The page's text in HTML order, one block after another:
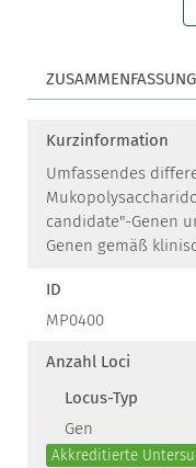
ZUSAMMENFASSUNG
Kurzinformation
Umfassendes
candidate"-Genen
Genen gemäß
ID
MP0400
Anzahl Loci
Locus-Typ
Gen
Akkreditierte